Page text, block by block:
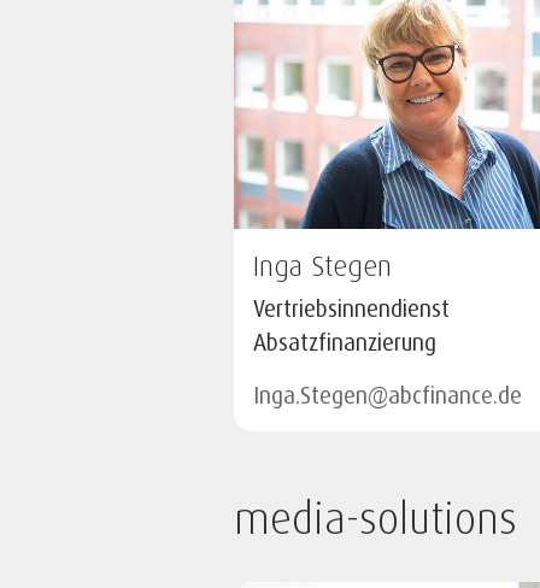
Inga Stegen
Vertriebsinnendienst
Absatzfinanzierung
Inga.Stegen@abcfinance.de
media-solutions